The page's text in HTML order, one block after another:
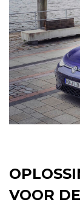
VOOR